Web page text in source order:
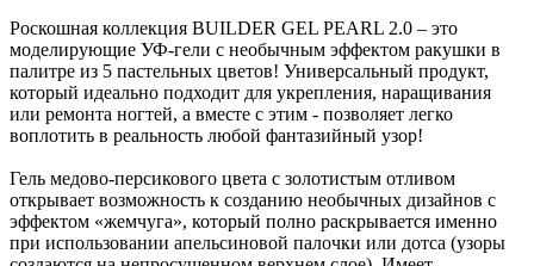
Роскошная коллекция BUILDER GEL PEARL 2.0 – это
моделирующие УФ-гели с необычным эффектом ракушки в
палитре из 5 пастельных цветов! Универсальный продукт,
который идеально подходит для укрепления, наращивания
или ремонта ногтей, а вместе с этим - позволяет легко
воплотить в реальность любой фантазийный узор!
Гель медово-персикового цвета с золотистым отливом
открывает возможность к созданию необычных дизайнов с
эффектом «жемчуга», который полно раскрывается именно
при использовании апельсиновой палочки или дотса (узоры